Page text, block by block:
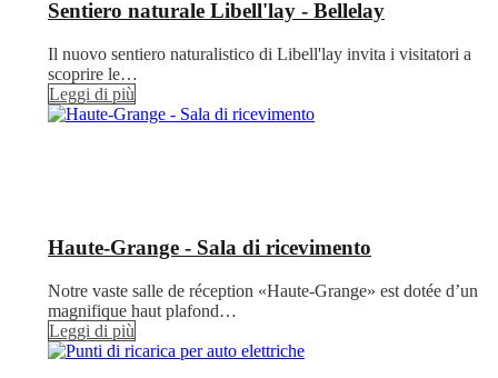
Sentiero naturale Libell'lay - Bellelay
Il nuovo sentiero naturalistico di Libell'lay invita i visitatori a
scoprire le…
Leggi di più
Haute-Grange - Sala di ricevimento
Notre vaste salle de réception «Haute-Grange» est dotée d’un
magnifique haut plafond…
Leggi di più